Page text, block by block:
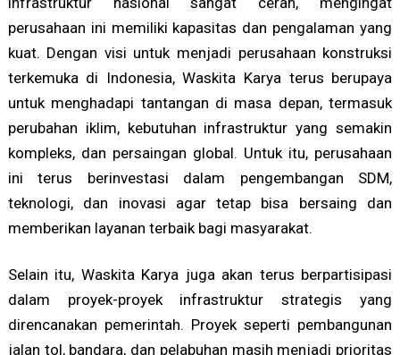
perusahaan ini memiliki kapasitas dan pengalaman yang
kuat. Dengan visi untuk menjadi perusahaan konstruksi
terkemuka di Indonesia, Waskita Karya terus berupaya
untuk menghadapi tantangan di masa depan, termasuk
perubahan iklim, kebutuhan infrastruktur yang semakin
kompleks, dan persaingan global. Untuk itu, perusahaan
ini terus berinvestasi dalam pengembangan SDM,
teknologi, dan inovasi agar tetap bisa bersaing dan
memberikan layanan terbaik bagi masyarakat.
Selain itu, Waskita Karya juga akan terus berpartisipasi
dalam proyek-proyek infrastruktur strategis yang
direncanakan pemerintah. Proyek seperti pembangunan
jalan tol, bandara, dan pelabuhan masih menjadi prioritas